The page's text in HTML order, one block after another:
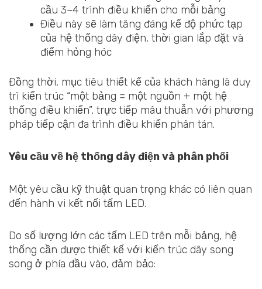
cầu 3–4 trình điều khiển cho mỗi bảng
Điều này sẽ làm tăng đáng kể độ phức tạp
của hệ thống dây điện, thời gian lắp đặt và
điểm hỏng hóc
Đồng thời, mục tiêu thiết kế của khách hàng là duy
trì kiến trúc “một bảng = một nguồn + một hệ
thống điều khiển”, trực tiếp mâu thuẫn với phương
pháp tiếp cận đa trình điều khiển phân tán.
Yêu cầu về hệ thống dây điện và phân phối
Một yêu cầu kỹ thuật quan trọng khác có liên quan
đến hành vi kết nối tấm LED.
Do số lượng lớn các tấm LED trên mỗi bảng, hệ
thống cần được thiết kế với kiến trúc dây song
song ở phía đầu vào, đảm bảo: